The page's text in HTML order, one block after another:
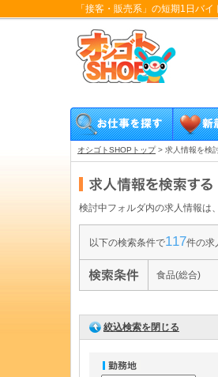
「接客・販売系」の短期1日バ
オシゴトSHOPトップ> 求人情報を検
検討中フォルダ内の求人情報は
以下の検索条件で117件の求
食品(総合)
絞込検索を閉じる